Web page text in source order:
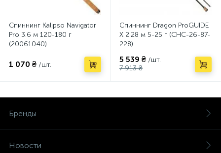
Спиннинг Kalipso Navigator
Pro 3.6 м 120-180 г
(20061040)
1 070 ₴ /шт.
Спиннинг Dragon ProGUIDE
X 2.28 м 5-25 г (CHC-26-87-
228)
5 539 ₴ /шт.
7 913 ₴
Бренды
Новости